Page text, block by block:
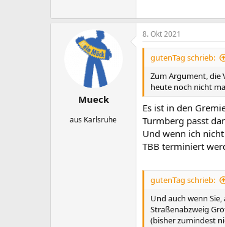
Mueck
aus Karlsruhe
8. Okt 2021
gutenTag schrieb:
Zum Argument, die
heute noch nicht
Es ist in den
Turmberg passt
Und wenn ich
TBB terminiert
gutenTag schrieb:
Und auch wenn
Straßenabzweig
(bisher zumindest